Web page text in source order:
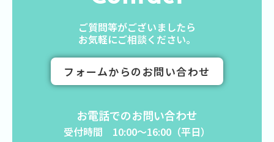
ご質問等がございましたら
お気軽にご相談ください。
フォームからのお問い合わせ
お電話でのお問い合わせ
受付時間 10:00〜16:00（平日）